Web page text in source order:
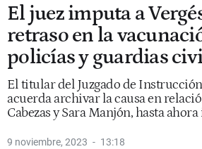
El juez imputa a
retraso en la
policías y guardias
El titular del Juzgado de
acuerda archivar la causa en
Cabezas y Sara Manjón, hasta
9 noviembre, 2023 13:18